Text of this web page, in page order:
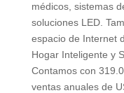
médicos, sistemas
soluciones LED.
espacio de Internet
Hogar Inteligente y
Contamos con
ventas anuales de